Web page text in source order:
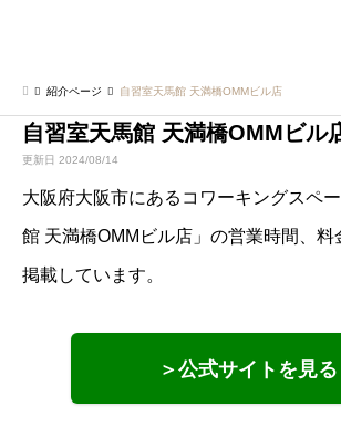
紹介ページ 自習室天馬館 天満橋OMMビル店
自習室天馬館 天満橋OMMビル
更新日 2024/08/14
大阪府大阪市にあるコワーキングスペ
館 天満橋OMMビル店」の営業時間、料
掲載しています。
＞公式サイトを見る